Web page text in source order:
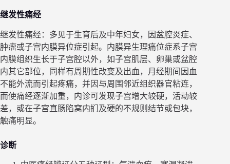
继发性痛经
继发性痛经：多见于生育后及中年妇女，因盆腔炎症、
肿瘤或子宫内膜异位症引起。内膜异生理痛位症系子宫
内膜组织生长于子宫腔以外，如子宫肌层、卵巢或盆腔
内其它部位，同样有周期性改变及出血，月经期间因血
不能外流而引起疼痛，并因与周围邻近组织器官粘连，
而使痛经逐渐加重，内诊可发现子宫增大较硬，活动较
差，或在子宫直肠陷窝内扪及硬的不规则结节或包块，
触痛明显。
诊断